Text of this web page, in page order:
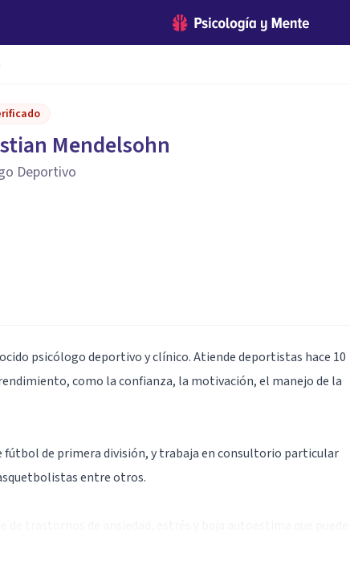
Mendelsohn
Deportivo
psicólogo deportivo y clínico. Atiende deportistas hace 10
como la confianza, la motivación, el manejo de la
fútbol de primera división, y trabaja en consultorio particular
entre otros.